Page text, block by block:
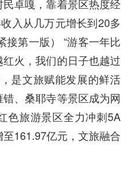
卓嘎，靠着景区热度经
入从几万元增长到20多
接第一版） “游客一年比
火，我们的日子也越过
是文旅赋能发展的鲜活
、桑耶寺等景区成为网
色旅游景区全力冲刺5A
161.97亿元，文旅融合